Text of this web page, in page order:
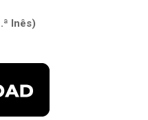
Inês)